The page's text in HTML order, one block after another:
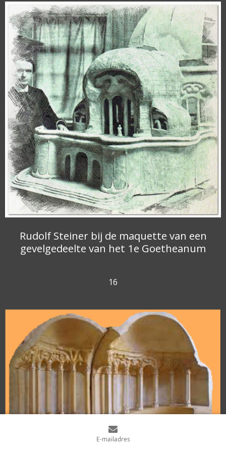
Rudolf Steiner bij de maquette van een
gevelgedeelte van het 1e Goetheanum
16
E-mailadres